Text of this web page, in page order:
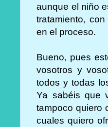
aunque el niño
tratamiento,
en el proceso.
Bueno, pues
vosotros y
todos y todas
Ya sabéis que
tampoco quiero
cuales quiero